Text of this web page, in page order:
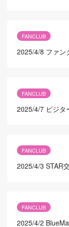
FANCLUB
2025/4/8 ファン
FANCLUB
2025/4/7 ビジタ
FANCLUB
2025/4/3 STAR
FANCLUB
2025/4/2